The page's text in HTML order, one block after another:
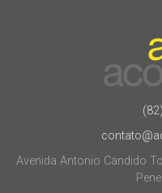
Avenida Antonio Candido